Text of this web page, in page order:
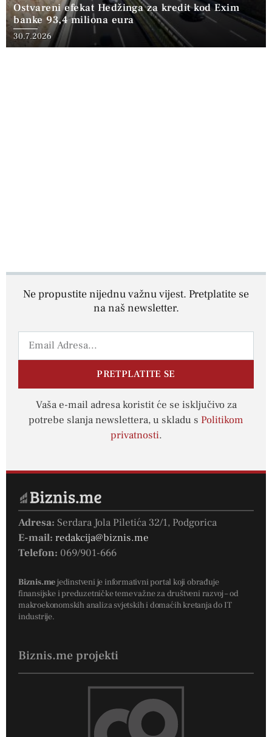
Ostvareni efekat Hedžinga za kredit kod Exim
banke 93,4 miliona eura
30.7.2026
Ne propustite nijednu važnu vijest. Pretplatite se
na naš newsletter.
PRETPLATITE SE
Vaša e-mail adresa koristit će se isključivo za
potrebe slanja newslettera, u skladu s Politikom
privatnosti.
Adresa: Serdara Jola Piletića 32/1, Podgorica
E-mail: redakcija@biznis.me
Telefon: 069/901-666
Biznis.mejedinstveni je informativni portal koji obrađuje
finansijske i preduzetničke teme važne za društveni razvoj – od
makroekonomskih analiza svjetskih i domaćih kretanja do IT
industrije.
Biznis.me projekti